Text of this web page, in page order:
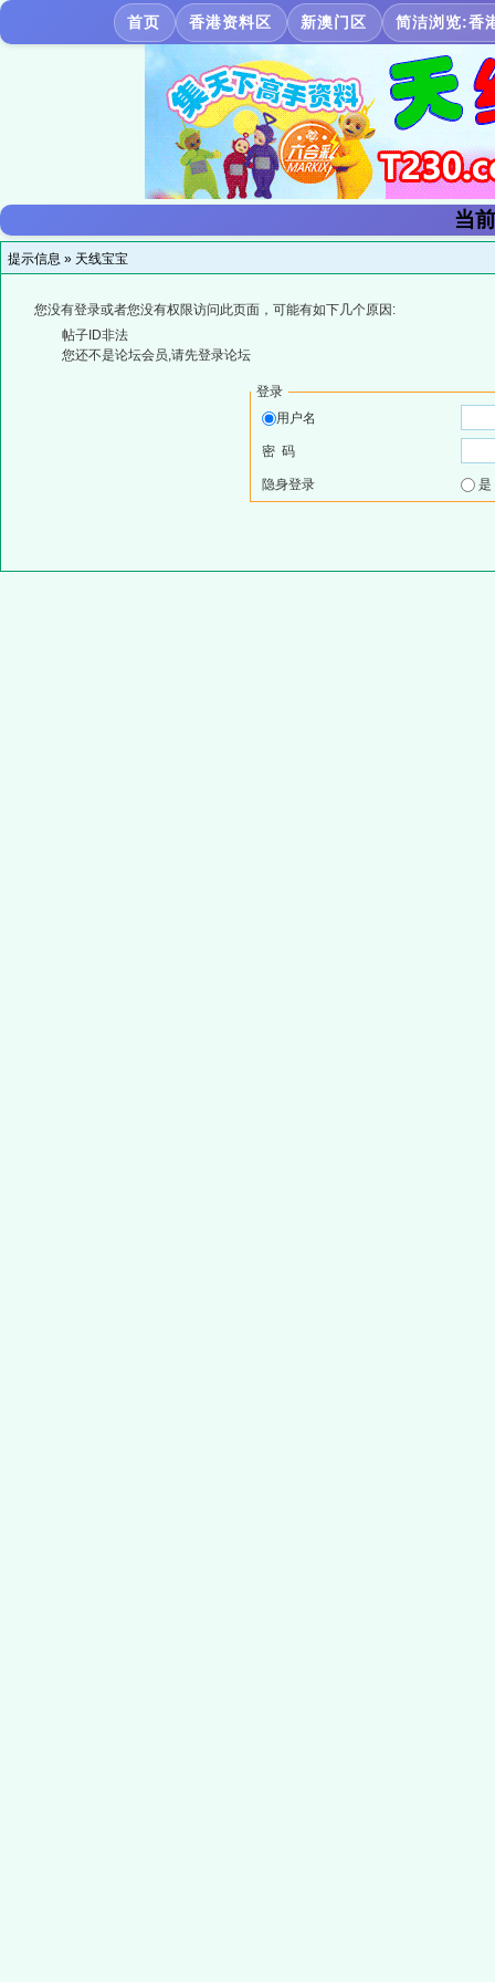
首页 香港资料区 新澳门区 简洁浏览:香
当
提示信息 » 天线宝宝
您没有登录或者您没有权限访问此页面，可能有如下几个原因:
帖子ID非法
您还不是论坛会员,请先登录论坛
登录
用户名
密 码
隐身登录